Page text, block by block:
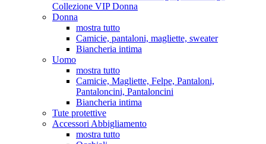
Collezione VIP Donna
Donna
mostra tutto
Camicie, pantaloni, magliette, sweater
Biancheria intima
Uomo
mostra tutto
Camicie, Magliette, Felpe, Pantaloni,
Pantaloncini, Pantaloncini
Biancheria intima
Tute protettive
Accessori Abbigliamento
mostra tutto